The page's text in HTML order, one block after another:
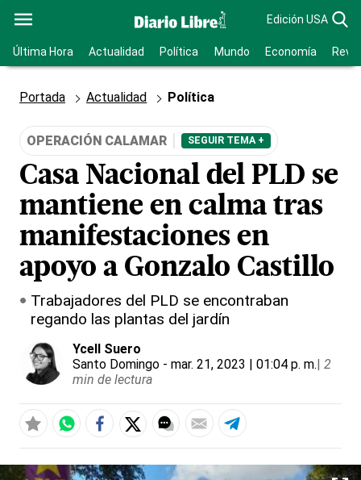
Edición USA
Última Hora Actualidad Política Mundo Economía
Portada Actualidad Política
OPERACIÓN CALAMAR SEGUIR TEMA +
Casa Nacional del PLD se
mantiene en calma tras
manifestaciones en
apoyo a Gonzalo Castillo
Trabajadores del PLD se encontraban
regando las plantas del jardín
Ycell Suero
Santo Domingo - mar. 21, 2023 | 01:04 p. m.| 2
min de lectura